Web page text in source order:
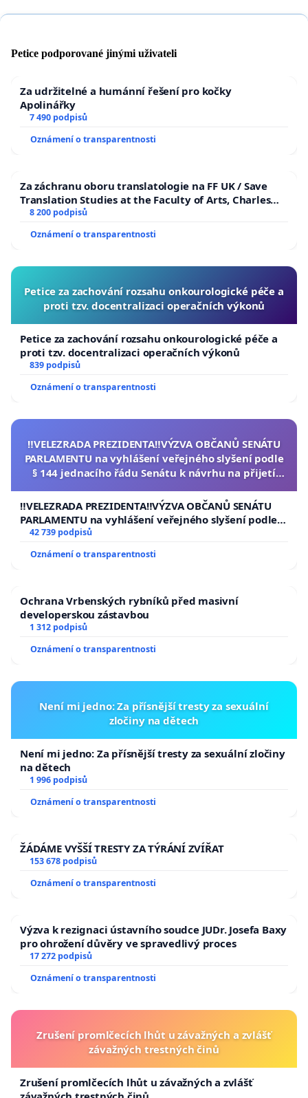
Petice podporované jinými uživateli
Za udržitelné a humánní řešení pro kočky
Apolinářky
7 490 podpisů
Oznámení o transparentnosti
Za záchranu oboru translatologie na FF UK / Save
Translation Studies at the Faculty of Arts, Charles
University
8 200 podpisů
Oznámení o transparentnosti
Petice za zachování rozsahu onkourologické péče a
proti tzv. docentralizaci operačních výkonů
Petice za zachování rozsahu onkourologické péče a
proti tzv. docentralizaci operačních výkonů
839 podpisů
Oznámení o transparentnosti
‼️VELEZRADA PREZIDENTA‼️VÝZVA OBČANŮ SENÁTU
PARLAMENTU na vyhlášení veřejného slyšení podle
§ 144 jednacího řádu Senátu k návrhu na přijetí
republiky
‼️VELEZRADA PREZIDENTA‼️VÝZVA OBČANŮ SENÁTU
PARLAMENTU na vyhlášení veřejného slyšení podle §
144 jednacího řádu Senátu k návrhu na přijetí
usnesení k podání ústavní žaloby na prezidenta
republiky
42 739 podpisů
Oznámení o transparentnosti
Ochrana Vrbenských rybníků před masivní
developerskou zástavbou
1 312 podpisů
Oznámení o transparentnosti
Není mi jedno: Za přísnější tresty za sexuální
zločiny na dětech
Není mi jedno: Za přísnější tresty za sexuální zločiny
na dětech
1 996 podpisů
Oznámení o transparentnosti
ŽÁDÁME VYŠŠÍ TRESTY ZA TÝRÁNÍ ZVÍŘAT
153 678 podpisů
Oznámení o transparentnosti
Výzva k rezignaci ústavního soudce JUDr. Josefa Baxy
pro ohrožení důvěry ve spravedlivý proces
17 272 podpisů
Oznámení o transparentnosti
Zrušení promlčecích lhůt u závažných a zvlášť
závažných trestných činů
Zrušení promlčecích lhůt u závažných a zvlášť